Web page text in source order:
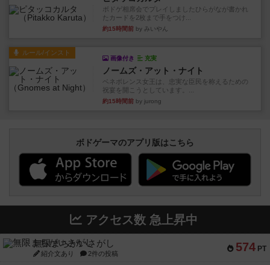
ボドゲ相席会でプレイしましたひらがなが書かれ
たカードを2枚まで手をつけ...
約15時間前 by みいやん
ルール/インスト
画像付き 充実
ノームズ・アット・ナイト
ベネボレンス女王は、忠実な臣民を称えるための
祝宴を開こうとしています。...
約15時間前 by jurong
ボドゲーマのアプリ版はこちら
アクセス数 急上昇中
574 PT
無限まちがいさがし
紹介文あり 2件の投稿